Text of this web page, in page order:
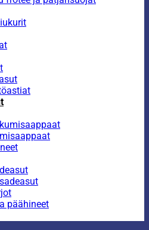
päähineet